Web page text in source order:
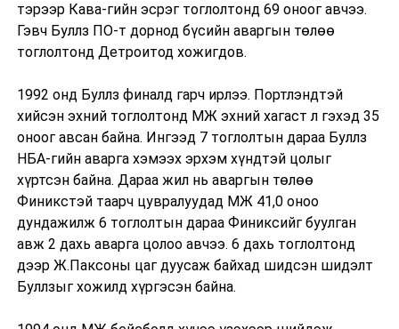
тэрээр Кава-гийн эсрэг тоглолтонд 69 оноог авчээ.
Гэвч Буллз ПО-т дорнод бүсийн аваргын төлөө
тоглолтонд Детроитод хожигдов.
1992 онд Буллз финалд гарч ирлээ. Портлэндтэй
хийсэн эхний тоглолтонд МЖ эхний хагаст л гэхэд 35
оноог авсан байна. Ингээд 7 тоглолтын дараа Буллз
НБА-гийн аварга хэмээх эрхэм хүндтэй цолыг
хүртсэн байна. Дараа жил нь аваргын төлөө
Финикстэй таарч цувралуудад МЖ 41,0 оноо
дундажилж 6 тоглолтын дараа Финиксийг буулган
авж 2 дахь аварга цолоо авчээ. 6 дахь тоглолтонд
дээр Ж.Паксоны цаг дуусаж байхад шидсэн шидэлт
Буллзыг хожилд хүргэсэн байна.